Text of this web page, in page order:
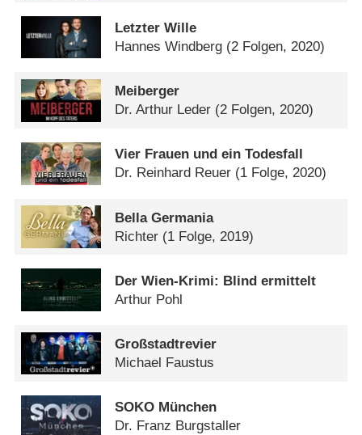
Letzter Wille
Hannes Windberg (2 Folgen, 2020)
Meiberger
Dr. Arthur Leder (2 Folgen, 2020)
Vier Frauen und ein Todesfall
Dr. Reinhard Reuer (1 Folge, 2020)
Bella Germania
Richter (1 Folge, 2019)
Der Wien-Krimi: Blind ermittelt
Arthur Pohl
Großstadtrevier
Michael Faustus
SOKO München
Dr. Franz Burgstaller